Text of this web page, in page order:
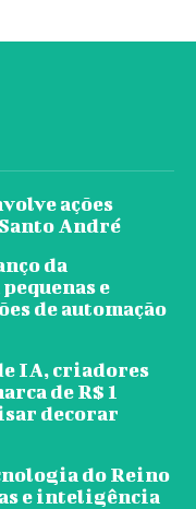
ações
André
da
e
de automação
IA, criadores
de R$ 1
decorar
do Reino
e inteligência